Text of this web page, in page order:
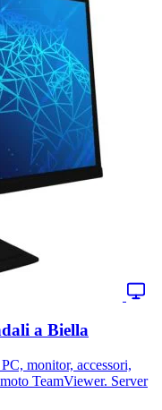
a Biella
monitor, accessori,
TeamViewer. Server